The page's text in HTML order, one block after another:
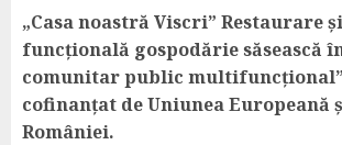
„Casa noastră Viscri” Restaurare
funcțională gospodărie săsească
comunitar public
cofinanțat de Uniunea Europeană
României.